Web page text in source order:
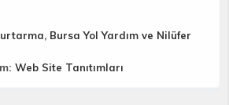
Bursa Yol Yardım ve Nilüfer
Web Site Tanıtımları